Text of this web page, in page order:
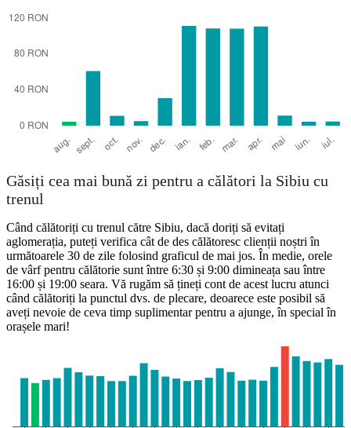
Găsiți cea mai bună zi pentru a călători la Sibiu cu
trenul
Când călătoriți cu trenul către Sibiu, dacă doriți să evitați
aglomerația, puteți verifica cât de des călătoresc clienții noștri în
următoarele 30 de zile folosind graficul de mai jos. În medie, orele
de vârf pentru călătorie sunt între 6:30 și 9:00 dimineața sau între
16:00 și 19:00 seara. Vă rugăm să țineți cont de acest lucru atunci
când călătoriți la punctul dvs. de plecare, deoarece este posibil să
aveți nevoie de ceva timp suplimentar pentru a ajunge, în special în
orașele mari!